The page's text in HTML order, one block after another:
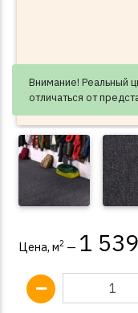
Внимание! Реальный
отличаться от
Цена, м2 — 1